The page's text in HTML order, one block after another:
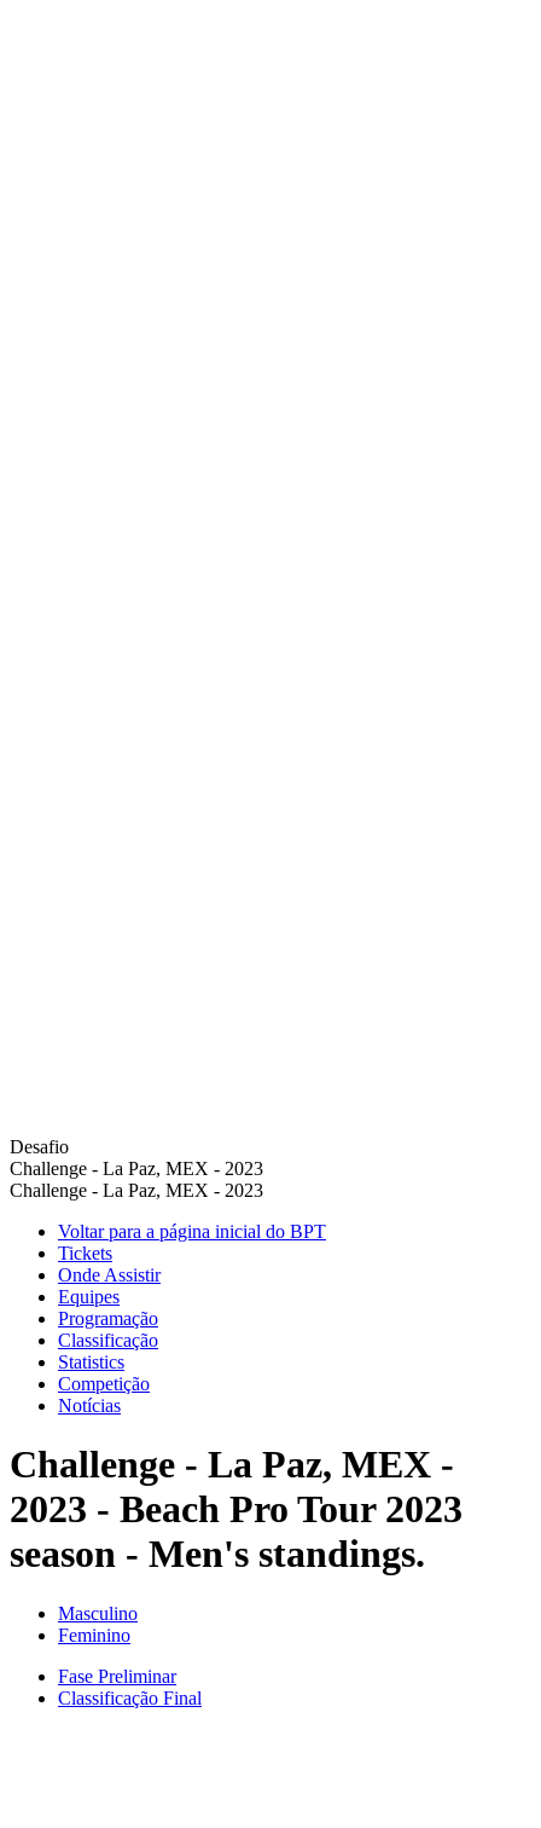
Desafio
Challenge - La Paz, MEX - 2023
Challenge - La Paz, MEX - 2023
Voltar para a página inicial do BPT
Tickets
Onde Assistir
Equipes
Programação
Classificação
Statistics
Competição
Notícias
Challenge - La Paz, MEX -
2023 - Beach Pro Tour 2023
season - Men's standings.
Masculino
Feminino
Fase Preliminar
Classificação Final